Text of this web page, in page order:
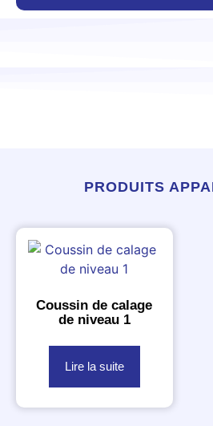
PRODUITS
Coussin de calage
de niveau 1
Lire la suite